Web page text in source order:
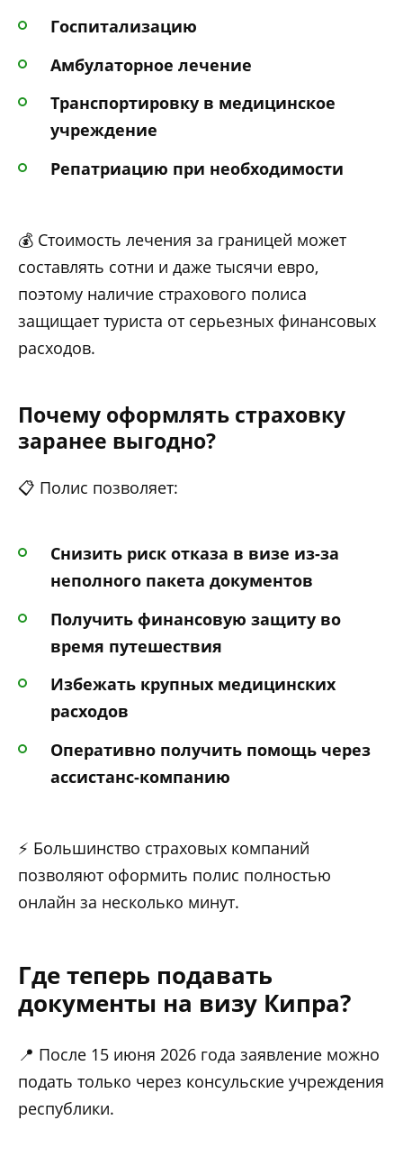
Госпитализацию
Амбулаторное лечение
Транспортировку в медицинское
учреждение
Репатриацию при необходимости
💰 Стоимость лечения за границей может
составлять сотни и даже тысячи евро,
поэтому наличие страхового полиса
защищает туриста от серьезных финансовых
расходов.
Почему оформлять страховку
заранее выгодно?
📋 Полис позволяет:
Снизить риск отказа в визе из-за
неполного пакета документов
Получить финансовую защиту во
время путешествия
Избежать крупных медицинских
расходов
Оперативно получить помощь через
ассистанс-компанию
⚡ Большинство страховых компаний
позволяют оформить полис полностью
онлайн за несколько минут.
Где теперь подавать
документы на визу Кипра?
📍 После 15 июня 2026 года заявление можно
подать только через консульские учреждения
республики.